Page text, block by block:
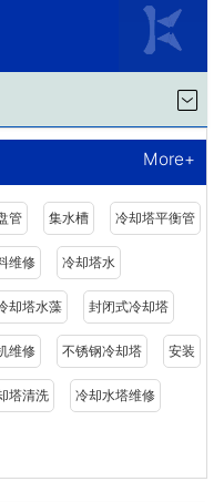
More+
管 集水槽 冷却塔平衡管
维修 冷却塔水
却塔水藻 封闭式冷却塔
维修 不锈钢冷却塔 安装
塔清洗 冷却水塔维修